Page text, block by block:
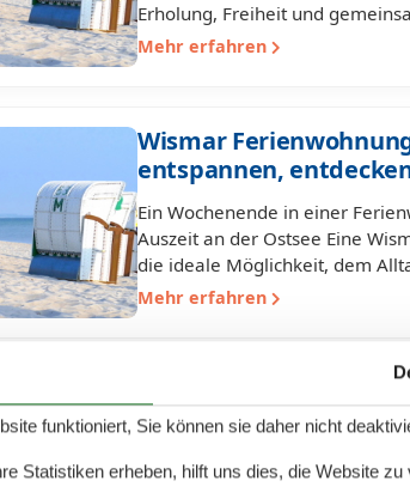
Erholung, Freiheit und
Mehr erfahren
Wismar
entspannen,
Ein Wochenende in einer
Auszeit an der Ostsee Eine
die ideale Möglichkeit, dem
Mehr erfahren
Ferienwohnung in
wohnen mit Komfort
Geräumige Ferienwohnung in
funktioniert, Sie können sie daher nicht
Statistiken erheben, hilft uns dies, die Website zu